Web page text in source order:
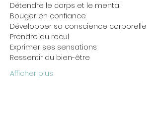
Détendre le corps et le mental
Bouger en confiance
Développer sa conscience corporelle
Prendre du recul
Exprimer ses sensations
Ressentir du bien-être
Afficher plus